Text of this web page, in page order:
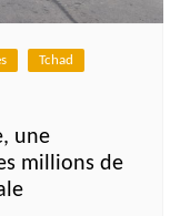
Tchad
une
millions de